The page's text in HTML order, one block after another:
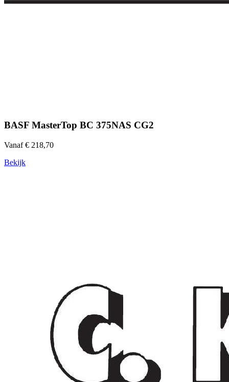
BASF MasterTop BC 375NAS CG2
Vanaf € 218,70
Bekijk